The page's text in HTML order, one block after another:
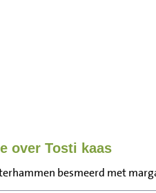
over Tosti kaas
besmeerd met